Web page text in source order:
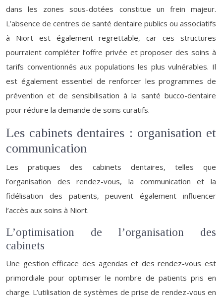
dans les zones sous-dotées constitue un frein majeur.
L’absence de centres de santé dentaire publics ou associatifs
à Niort est également regrettable, car ces structures
pourraient compléter l’offre privée et proposer des soins à
tarifs conventionnés aux populations les plus vulnérables. Il
est également essentiel de renforcer les programmes de
prévention et de sensibilisation à la santé bucco-dentaire
pour réduire la demande de soins curatifs.
Les cabinets dentaires : organisation et
communication
Les pratiques des cabinets dentaires, telles que
l’organisation des rendez-vous, la communication et la
fidélisation des patients, peuvent également influencer
l’accès aux soins à Niort.
L’optimisation de l’organisation des
cabinets
Une gestion efficace des agendas et des rendez-vous est
primordiale pour optimiser le nombre de patients pris en
charge. L’utilisation de systèmes de prise de rendez-vous en